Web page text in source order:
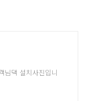
님댁 설치사진입니